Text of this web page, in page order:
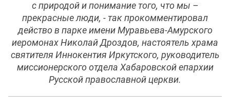
с природой и понимание того, что мы –
прекрасные люди, - так прокомментировал
действо в парке имени Муравьева-Амурского
иеромонах Николай Дроздов, настоятель храма
святителя Иннокентия Иркутского, руководитель
миссионерского отдела Хабаровской епархии
Русской православной церкви.